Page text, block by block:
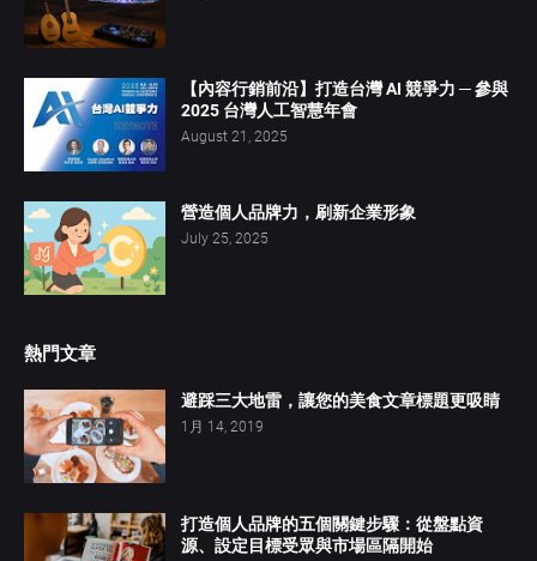
【內容行銷前沿】打造台灣 AI 競爭力 ─ 參與
2025 台灣人工智慧年會
August 21, 2025
營造個人品牌力，刷新企業形象
July 25, 2025
熱門文章
避踩三大地雷，讓您的美食文章標題更吸睛
1月 14, 2019
打造個人品牌的五個關鍵步驟：從盤點資
源、設定目標受眾與市場區隔開始